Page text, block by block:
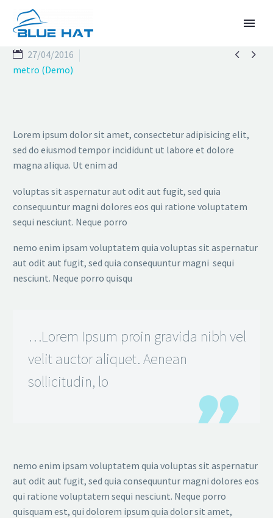
 
27/04/2016
metro (Demo)
Lorem ipsum dolor sit amet, consectetur adipisicing elit,
sed do eiusmod tempor incididunt ut labore et dolore
magna aliqua. Ut enim ad
voluptas sit aspernatur aut odit aut fugit, sed quia
consequuntur magni dolores eos qui ratione voluptatem
sequi nesciunt. Neque porro
nemo enim ipsam voluptatem quia voluptas sit aspernatur
aut odit aut fugit, sed quia consequuntur magni sequi
nesciunt. Neque porro quisqu
…Lorem Ipsum proin gravida nibh vel
velit auctor aliquet. Aenean
sollicitudin, lo
nemo enim ipsam voluptatem quia voluptas sit aspernatur
aut odit aut fugit, sed quia consequuntur magni dolores eos
qui ratione voluptatem sequi nesciunt. Neque porro
quisquam est, qui dolorem ipsum quia dolor sit amet,